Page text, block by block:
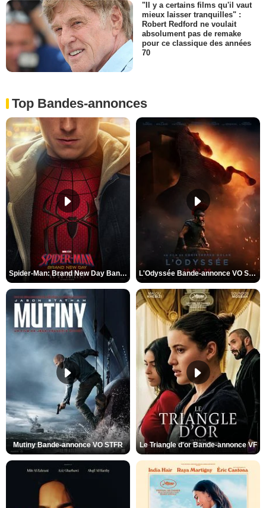
"Il y a certains films qu'il vaut
mieux laisser tranquilles" :
Robert Redford ne voulait
absolument pas de remake
pour ce classique des années
70
Top Bandes-annonces
Spider-Man: Brand New Day Bande-annonce VO STFR L'Odyssée Bande-annonce VO STFR
Mutiny Bande-annonce VO STFR Le Triangle d'or Bande-annonce VF